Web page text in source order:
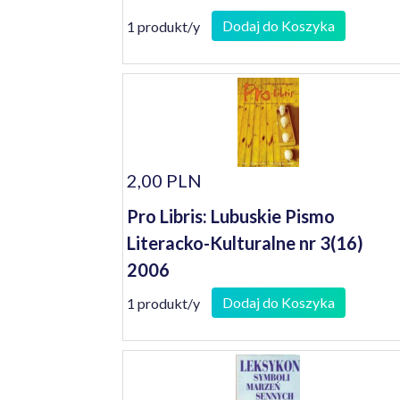
1 produkt/y Dodaj do Koszyka
2,00 PLN
Pro Libris: Lubuskie Pismo
Literacko-Kulturalne nr 3(16)
2006
1 produkt/y Dodaj do Koszyka